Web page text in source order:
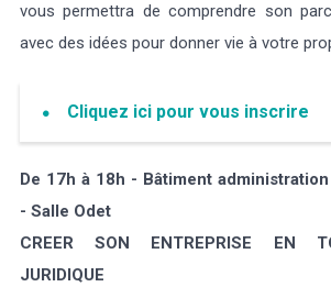
vous permettra de comprendre son
avec des idées pour donner vie à votre
Cliquez ici pour vous inscrire
De 17h à 18h - Bâtiment
- Salle Odet
CREER SON ENTREPRISE EN
JURIDIQUE